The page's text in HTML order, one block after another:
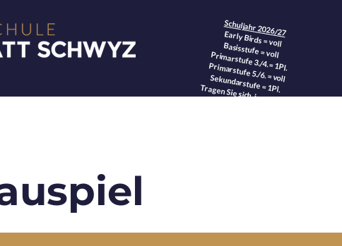
Schuljahr 2026/27
Early Birds = voll
Basisstufe = voll
Primarstufe 3./4. = 1Pl.
Primarstufe 5./6. = voll
Sekundarstufe = 1Pl.
Tragen Sie sich in unsere